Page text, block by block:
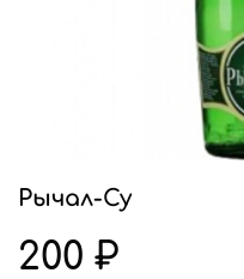
Рычал-Су
200 ₽